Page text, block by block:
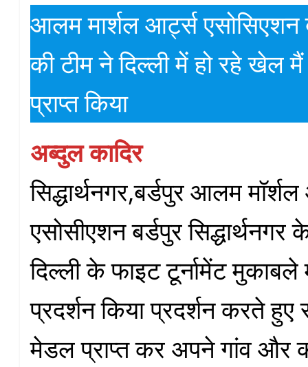
आलम मार्शल आर्ट्स एसोसिएशन
की टीम ने दिल्ली में हो रहे खेल
प्राप्त किया
अब्दुल कादिर
सिद्धार्थनगर,बर्डपुर आलम
एसोसीएशन बर्डपुर
दिल्ली के फाइट टूर्नामेंट मुकाबले
प्रदर्शन किया प्रदर्शन करते हुए
मेडल प्राप्त कर अपने गांव